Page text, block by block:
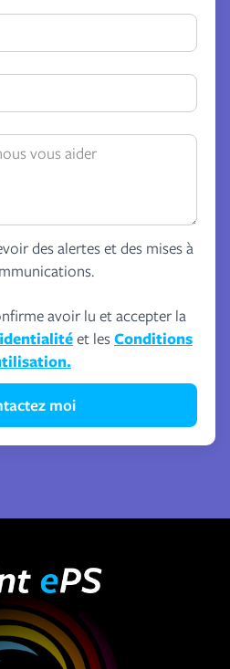
des alertes et des mises à
avoir lu et accepter la
et lesConditions